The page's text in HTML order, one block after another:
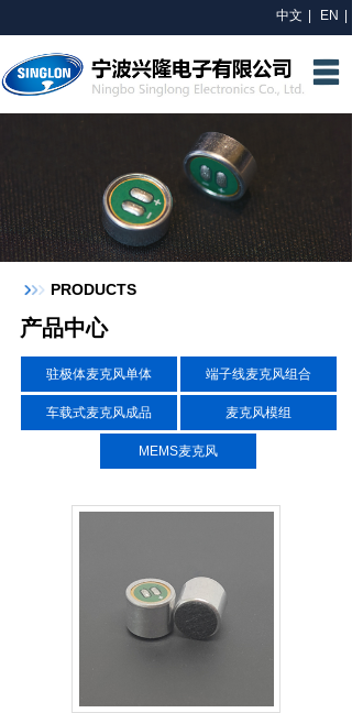
中文 EN
网站首页
关于我们
产品中心
新闻资讯
PRODUCTS
产品中心
驻极体麦克风单体 端子线麦克风组合
车载式麦克风成品 麦克风模组
MEMS麦克风